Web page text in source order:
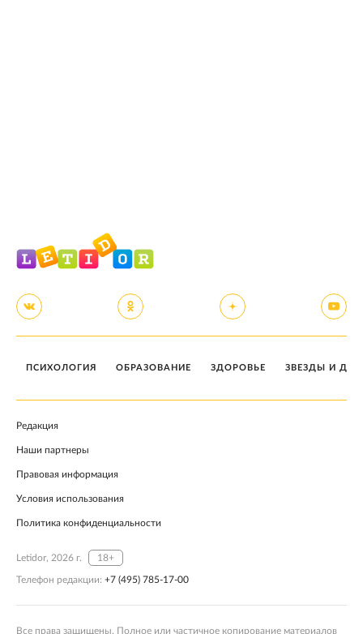
ПСИХОЛОГИЯ ОБРАЗОВАНИЕ ЗДОРОВЬЕ ЗВЕЗДЫ И
Редакция
Наши партнеры
Правовая информация
Условия использования
Политика конфиденциальности
Letidor, 2026 г. 18+
Телефон редакции: +7 (495) 785-17-00
Все права защищены. Полное или частичное копирование материалов